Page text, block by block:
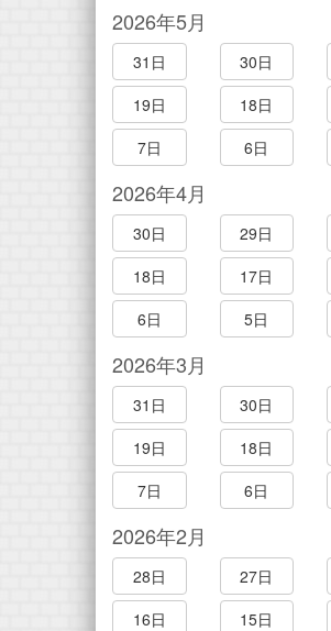
2026年5月
31日 30日
19日
18日
7日
6日
2026年4月
30日 29日
18日
17日
6日
5日
2026年3月
31日 30日
19日
18日
7日
6日
2026年2月
28日 27日
16日
15日